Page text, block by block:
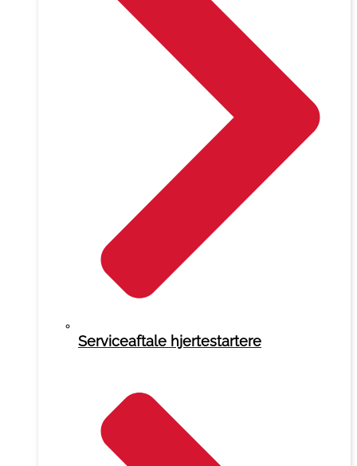
Serviceaftale hjertestartere